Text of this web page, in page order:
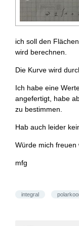
ich soll den
wird berechnen.
Die Kurve wird
Ich habe eine
angefertigt, habe
zu bestimmen.
Hab auch leider
Würde mich freuen
mfg
integral